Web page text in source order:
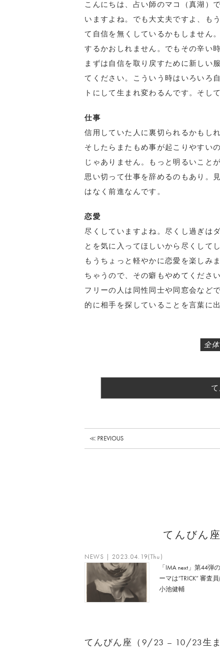
こんにちは、占い師のマコ（真湖）
いますよね。でも大丈夫ですよ、も
て自信を無くしているかもしません
するかおしれません。でもその辛い
まずは自信を取り戻すために新しい
てください。こういう時はいろいろ
トにして生まれ変わるんです。そし
仕事
信用していた人に裏切られるかもし
そしたらまたもめ事が起こりやすい
じゃありません。もっと明るいこと
思い切って仕事を辞めるのもあり。
はなく前進なんです。
恋愛
尽くしていますよね。尽くし過ぎは
とを気に入ってほしいから尽くして
もうちょっと軽やかに恋愛を楽しみ
ちゃうので、その癖もやめてくださ
フリーの人は同性同士や同窓会など
的に相手を探していることを言葉に
全
≪ PREVIOUS
てんびん
NEWS | 2023.04.19(Thu)
「IMA next」第44弾
ーマは“TRICK” 審査
小池健輔
てんびん座（9/23 – 10/23生